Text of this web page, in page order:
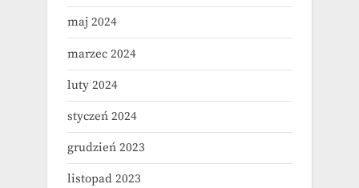
maj 2024
marzec 2024
luty 2024
styczeń 2024
grudzień 2023
listopad 2023